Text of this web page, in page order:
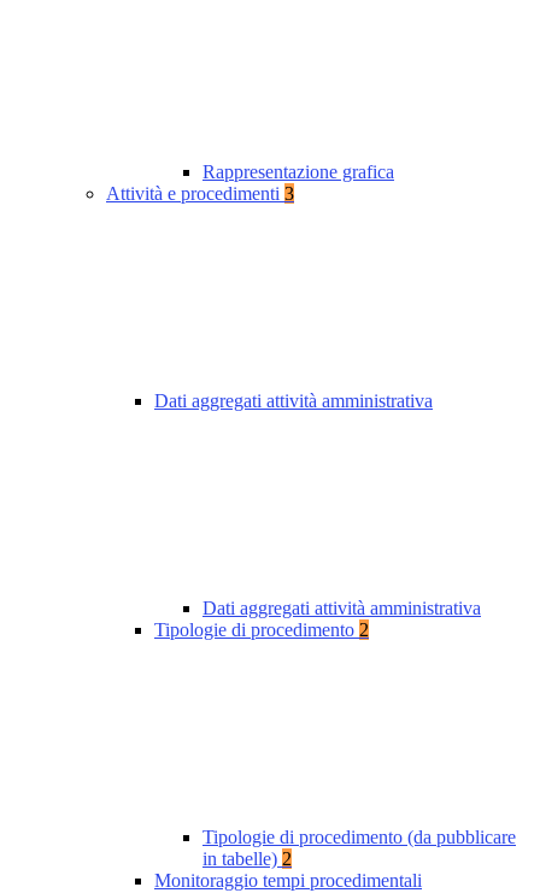
Rappresentazione grafica
Attività e procedimenti 3
Dati aggregati attività amministrativa
Dati aggregati attività amministrativa
Tipologie di procedimento 2
Tipologie di procedimento (da pubblicare
in tabelle) 2
Monitoraggio tempi procedimentali